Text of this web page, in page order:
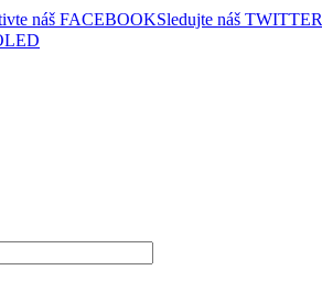
náš FACEBOOKSledujte náš TWITTER